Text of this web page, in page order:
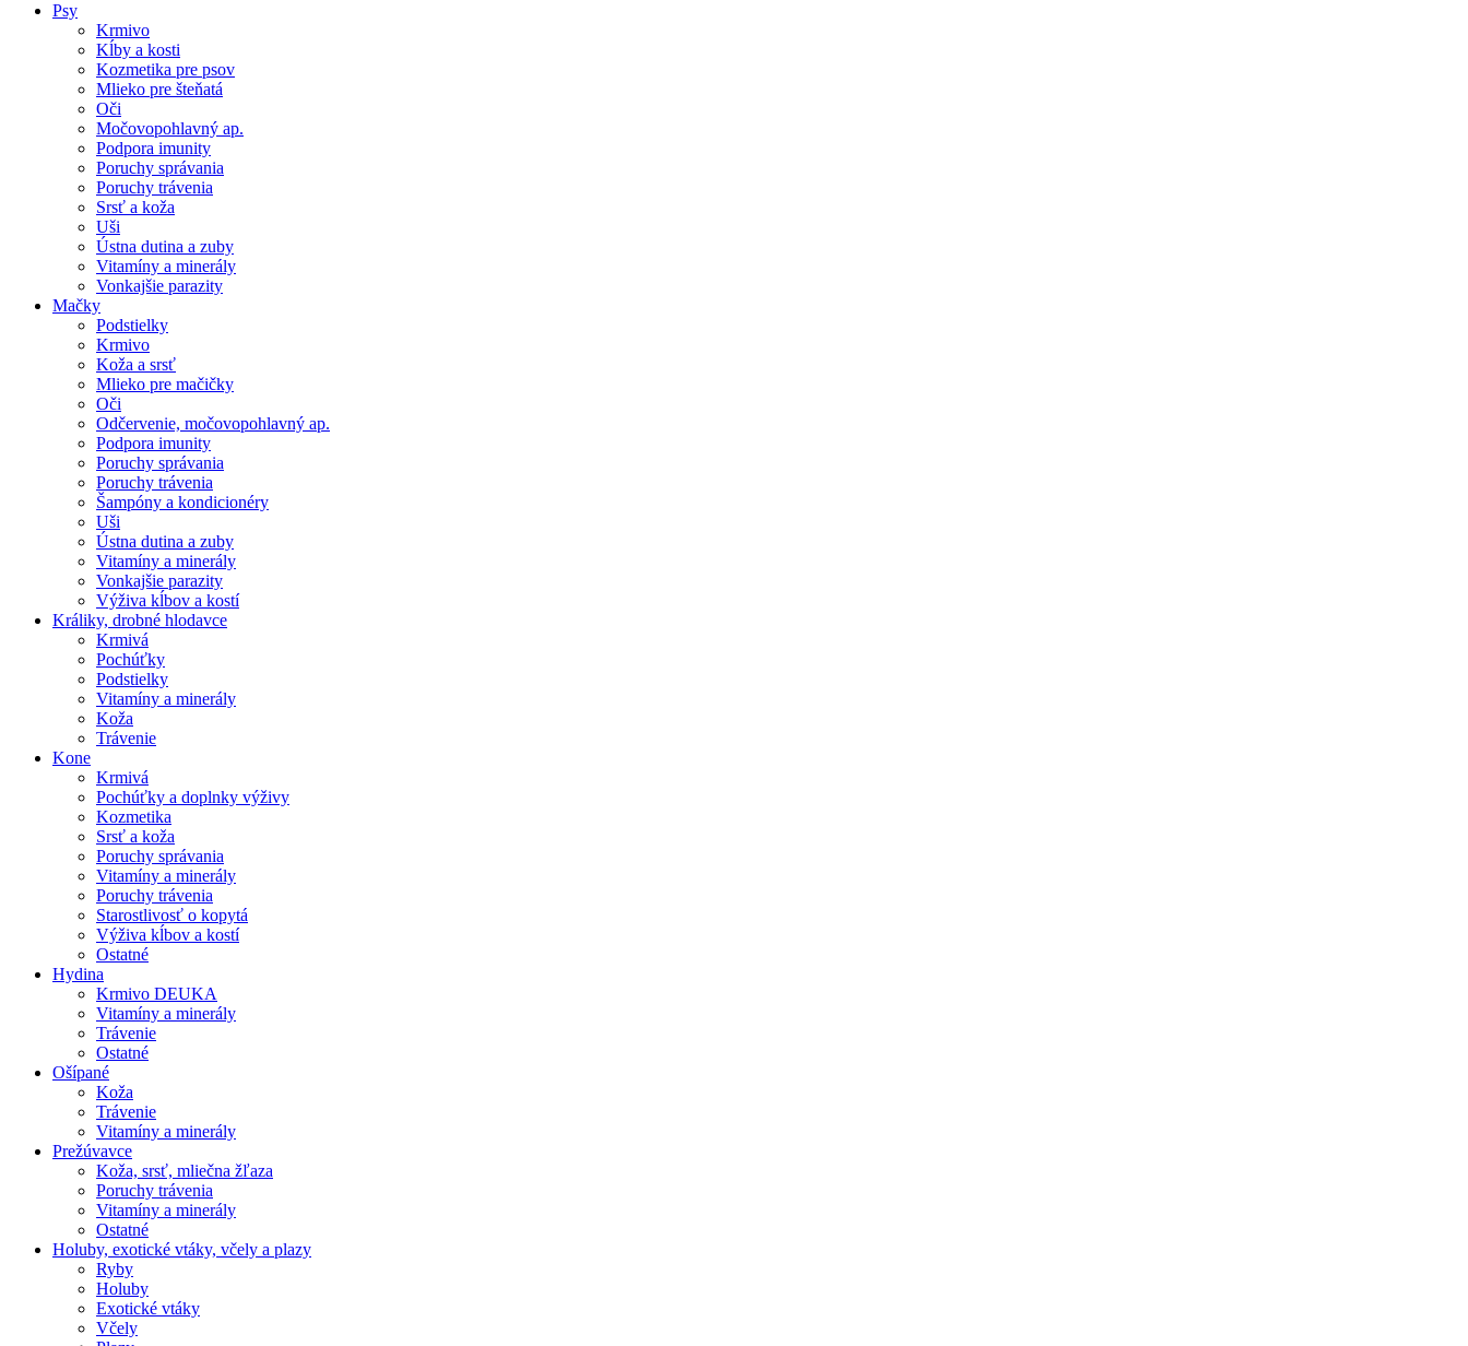
Psy
Krmivo
Kĺby a kosti
Kozmetika pre psov
Mlieko pre šteňatá
Oči
Močovopohlavný ap.
Podpora imunity
Poruchy správania
Poruchy trávenia
Srsť a koža
Uši
Ústna dutina a zuby
Vitamíny a minerály
Vonkajšie parazity
Mačky
Podstielky
Krmivo
Koža a srsť
Mlieko pre mačičky
Oči
Odčervenie, močovopohlavný ap.
Podpora imunity
Poruchy správania
Poruchy trávenia
Šampóny a kondicionéry
Uši
Ústna dutina a zuby
Vitamíny a minerály
Vonkajšie parazity
Výživa kĺbov a kostí
Králiky, drobné hlodavce
Krmivá
Pochúťky
Podstielky
Vitamíny a minerály
Koža
Trávenie
Kone
Krmivá
Pochúťky a doplnky výživy
Kozmetika
Srsť a koža
Poruchy správania
Vitamíny a minerály
Poruchy trávenia
Starostlivosť o kopytá
Výživa kĺbov a kostí
Ostatné
Hydina
Krmivo DEUKA
Vitamíny a minerály
Trávenie
Ostatné
Ošípané
Koža
Trávenie
Vitamíny a minerály
Prežúvavce
Koža, srsť, mliečna žľaza
Poruchy trávenia
Vitamíny a minerály
Ostatné
Holuby, exotické vtáky, včely a plazy
Ryby
Holuby
Exotické vtáky
Včely